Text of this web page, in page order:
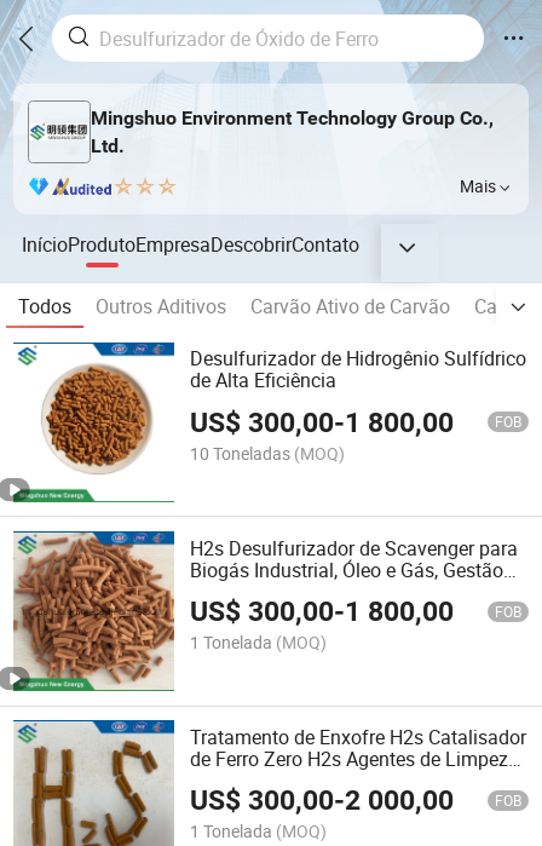
Mingshuo Environment Technology Group Co.,
Ltd.
Mais
InícioProdutoEmpresaDescobrirContato
Todos Outros Aditivos Carvão Ativo de Carvão
Desulfurizador de Hidrogênio Sulfídrico
de Alta Eficiência
US$300,00-1 800,00 FOB
10 Toneladas (MOQ)
H2s Desulfurizador de Scavenger para
Biogás Industrial, Óleo e Gás, Gestão
de Resíduos
US$300,00-1 800,00 FOB
1 Tonelada (MOQ)
Tratamento de Enxofre H2s Catalisador
de Ferro Zero H2s Agentes de Limpeza
para Adoçamento de Gás e Óleo
US$300,00-2 000,00 FOB
1 Tonelada (MOQ)